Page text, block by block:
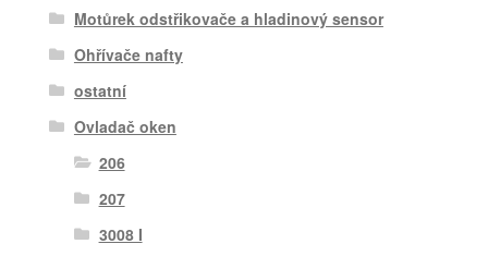
Motůrek odstřikovače a hladinový sensor
Ohřívače nafty
ostatní
Ovladač oken
206
207
3008 I